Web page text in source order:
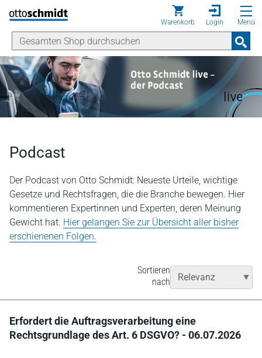
Direkt zum Inhalt
Warenkorb Login Menü
Podcast
Der Podcast von Otto Schmidt: Neueste Urteile, wichtige
Gesetze und Rechtsfragen, die die Branche bewegen. Hier
kommentieren Expertinnen und Experten, deren Meinung
Gewicht hat. Hier gelangen Sie zur Übersicht aller bisher
erschienenen Folgen.
Sortieren
nach
Erfordert die Auftragsverarbeitung eine
Rechtsgrundlage des Art. 6 DSGVO? - 06.07.2026